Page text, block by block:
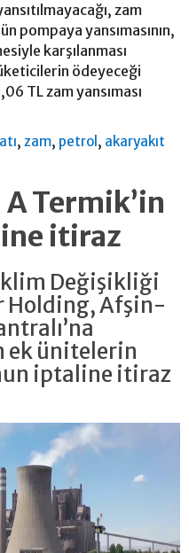
zam
pompaya yansımasının,
karşılanması
ödeyeceği
TL zam yansıması
,zam, petrol , akaryakıt
Termik’in
itiraz
Değişikliği
Holding, Afşin-
ek ünitelerin
iptaline itiraz